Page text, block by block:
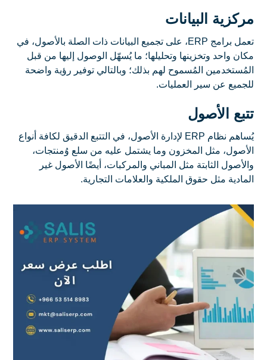
مركزية البيانات
تعمل برامج ERP، على تجميع البيانات ذات الصلة بالأصول، في
مكان واحد وتخزينها وتحليلها؛ ما يُسهّل الوصول إليها من قبل
المُستخدمين المُسموح لهم بذلك؛ وبالتالي توفير رؤية واضحة
للجميع عن سير العمليات.
تتبع الأصول
يُساهم نظام ERP لإدارة الأصول، في التتبع الدقيق لكافة أنواع
الأصول، مثل المخزون وما يشتمل عليه من سلع وُمنتجات،
والأصول الثابتة مثل المباني والمركبات، أيضًا الأصول غير
المادية مثل حقوق الملكية والعلامات التجارية.